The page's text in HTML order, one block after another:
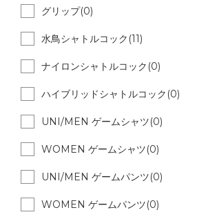
グリップ(0)
水鳥シャトルコック(11)
ナイロンシャトルコック(0)
ハイブリッドシャトルコック(0)
UNI/MEN ゲームシャツ(0)
WOMEN ゲームシャツ(0)
UNI/MEN ゲームパンツ(0)
WOMEN ゲームパンツ(0)